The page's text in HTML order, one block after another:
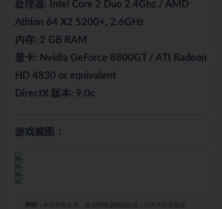
处理器: Intel Core 2 Duo 2.4Ghz / AMD
Athlon 64 X2 5200+, 2.6GHz
内存: 2 GB RAM
显卡: Nvidia GeForce 8800GT / ATI Radeon
HD 4830 or equivalent
DirectX 版本: 9.0c
游戏截图：
声明： 本站所有文章，如无特殊说明或标注，均为本站原创发